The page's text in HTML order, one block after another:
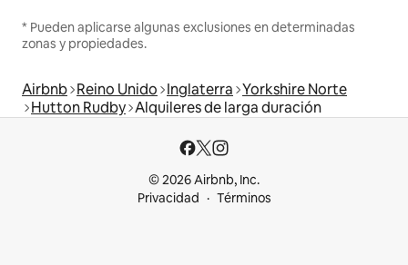
* Pueden aplicarse algunas exclusiones en determinadas
zonas y propiedades.
Airbnb Reino Unido Inglaterra Yorkshire Norte
Hutton Rudby Alquileres de larga duración
© 2026 Airbnb, Inc.
Privacidad
Términos